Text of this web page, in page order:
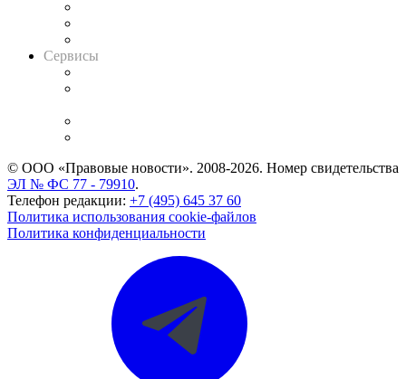
Сервисы
© ООО «Правовые новости». 2008-2026. Номер свидетельства
ЭЛ № ФС 77 - 79910.
Телефон редакции: +7 (495) 645 37 60
Политика использования cookie-файлов
Политика конфиденциальности